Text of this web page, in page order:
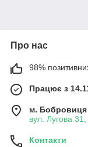
Про нас
98%
Працює з
м. Бобровиця
вул. Лугова
Контакти